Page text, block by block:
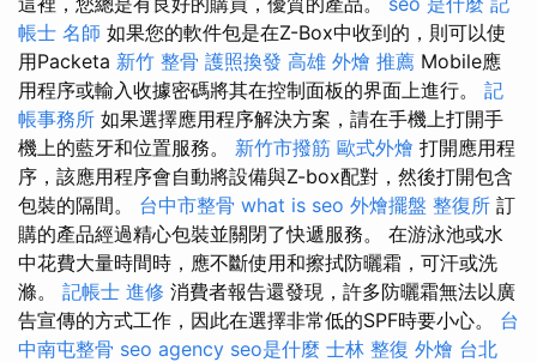
帳士 名師 如果您的軟件包是在Z-Box中收到的，則可以使
用Packeta 新竹 整骨 護照換發 高雄 外燴 推薦 Mobile應
用程序或輸入收據密碼將其在控制面板的界面上進行。 記
帳事務所 如果選擇應用程序解決方案，請在手機上打開手
機上的藍牙和位置服務。 新竹市撥筋 歐式外燴 打開應用程
序，該應用程序會自動將設備與Z-box配對，然後打開包含
包裝的隔間。 台中市整骨 what is seo 外燴擺盤 整復所 訂
購的產品經過精心包裝並關閉了快遞服務。 在游泳池或水
中花費大量時間時，應不斷使用和擦拭防曬霜，可汗或洗
滌。 記帳士 進修 消費者報告還發現，許多防曬霜無法以廣
告宣傳的方式工作，因此在選擇非常低的SPF時要小心。 台
中南屯整骨 seo agency seo是什麼 士林 整復 外燴 台北